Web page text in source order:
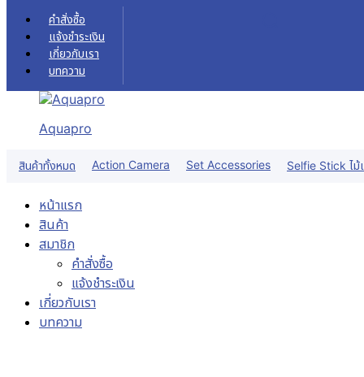
Skip to content
คำสั่งซื้อ
แจ้งชำระเงิน
เกี่ยวกับเรา
บทความ
Aquapro
สินค้าทั้งหมด Action Camera Set Accessories Selfie Stick ไม้
หน้าแรก
สินค้า
สมาชิก
คำสั่งซื้อ
แจ้งชำระเงิน
เกี่ยวกับเรา
บทความ